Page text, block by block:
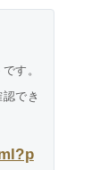
す。
でき